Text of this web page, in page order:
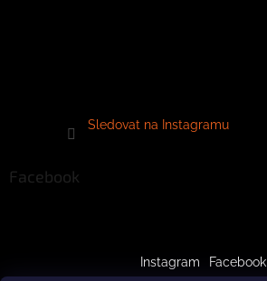
Sledovat na Instagramu
Facebook
Instagram Facebook